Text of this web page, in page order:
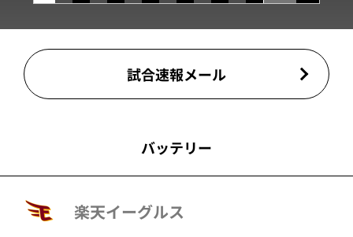
試合速報メール
バッテリー
楽天イーグルス